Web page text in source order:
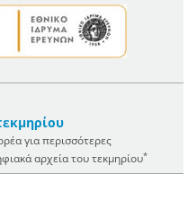
για περισσότερες
αρχεία του τεκμηρίου*